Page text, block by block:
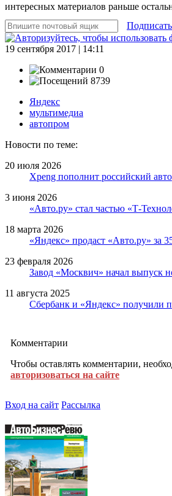
интересных материалов раньше
19 сентября 2017 | 14:11
0
8739
Яндекс
мультимедиа
автопром
Новости по теме:
20 июля 2026
Xpeng пополнит российский
3 июня 2026
«Авто.ру» стал частью «Т-
18 марта 2026
«Яндекс» продаст «Авто.ру» за
23 февраля 2026
Завод «Москвич» начал выпуск
11 августа 2025
Сбербанк и «Яндекс» получили
Комментарии
Чтобы оставлять комментарии,
авторизоваться на сайте
Вход на сайт Рассылка